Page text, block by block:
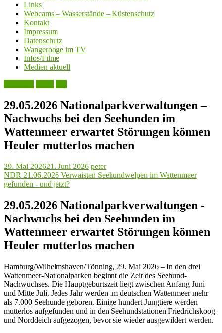
Links
Webcams – Wasserstände – Küstenschutz
Kontakt
Impressum
Datenschutz
Wangerooge im TV
Infos/Filme
Medien aktuell
29.05.2026 Nationalparkverwaltungen –
Nachwuchs bei den Seehunden im
Wattenmeer erwartet Störungen können
Heuler mutterlos machen
29. Mai 202621. Juni 2026 peter
NDR 21.06.2026 Verwaisten Seehundwelpen im Wattenmeer
gefunden - und jetzt?
29.05.2026 Nationalparkverwaltungen -
Nachwuchs bei den Seehunden im
Wattenmeer erwartet Störungen können
Heuler mutterlos machen
Hamburg/Wilhelmshaven/Tönning, 29. Mai 2026 – In den drei
Wattenmeer-Nationalparken beginnt die Zeit des Seehund-
Nachwuchses. Die Hauptgeburtszeit liegt zwischen Anfang Juni
und Mitte Juli. Jedes Jahr werden im deutschen Wattenmeer mehr
als 7.000 Seehunde geboren. Einige hundert Jungtiere werden
mutterlos aufgefunden und in den Seehundstationen Friedrichskoog
und Norddeich aufgezogen, bevor sie wieder ausgewildert werden.